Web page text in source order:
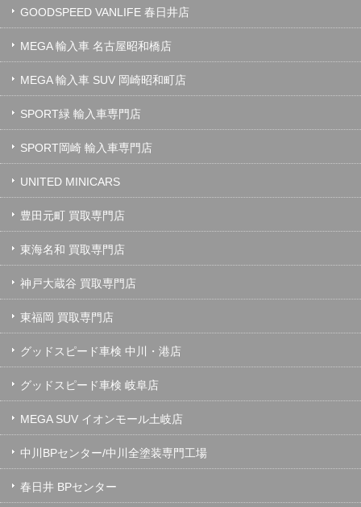
GOODSPEED VANLIFE 春日井店
MEGA 輸入車 名古屋昭和橋店
MEGA 輸入車 SUV 岡崎昭和町店
SPORT緑 輸入車専門店
SPORT岡崎 輸入車専門店
UNITED MINICARS
豊田元町 買取専門店
東海名和 買取専門店
神戸大蔵谷 買取専門店
東福岡 買取専門店
グッドスピード車検 中川・港店
グッドスピード車検 岐阜店
MEGA SUV イオンモール土岐店
中川BPセンター/中川全塗装専門工場
春日井 BPセンター